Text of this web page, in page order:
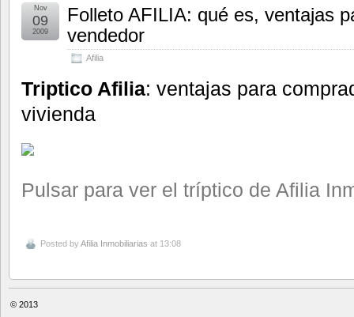
Folleto AFILIA: qué es, ventajas
vendedor
Afilia
Nov
09
2009
Triptico Afilia: ventajas para
vivienda
Pulsar para ver el tríptico de Afilia
Posted byAfilia Inmobiliarias at 13:08
© 2013